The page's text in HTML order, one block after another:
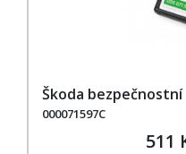
Škoda bezpečnostní
000071597C
511